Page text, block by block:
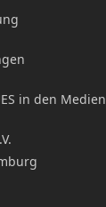
in den Medien